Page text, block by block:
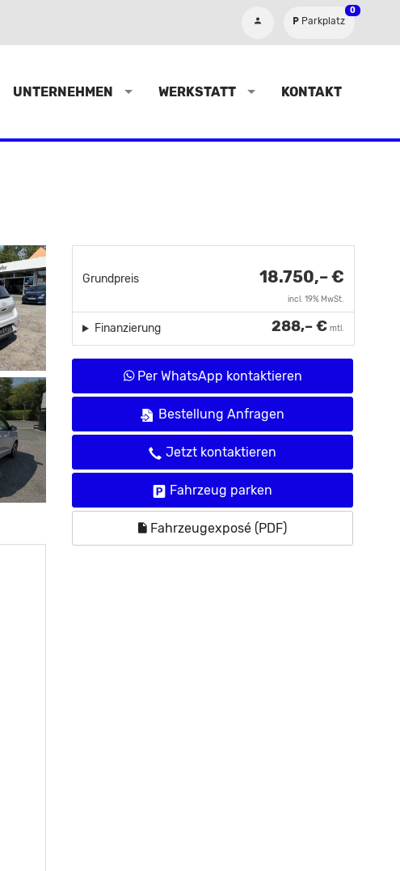
Parkplatz
0
UNTERNEHMEN WERKSTATT KONTAKT
Grundpreis 18.750,– €
incl. 19% MwSt.
288,– € mtl.
Finanzierung
Per WhatsApp kontaktieren
Bestellung Anfragen
Jetzt kontaktieren
Fahrzeug parken
Fahrzeugexposé (PDF)